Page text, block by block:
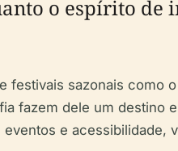
o espírito de
festivais sazonais como
fazem dele um destino
e acessibilidade,